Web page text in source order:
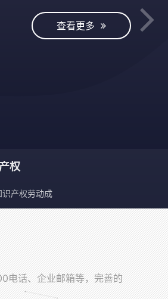
权
识产权劳动成
享有保护权利
电话、企业邮箱等，完善的